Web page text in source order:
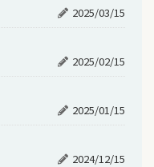
2025/03/15
2025/02/15
2025/01/15
2024/12/15